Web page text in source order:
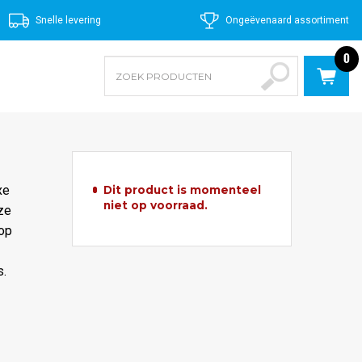
Snelle levering Ongeëvenaard assortiment
0
Dit product is momenteel
niet op voorraad.